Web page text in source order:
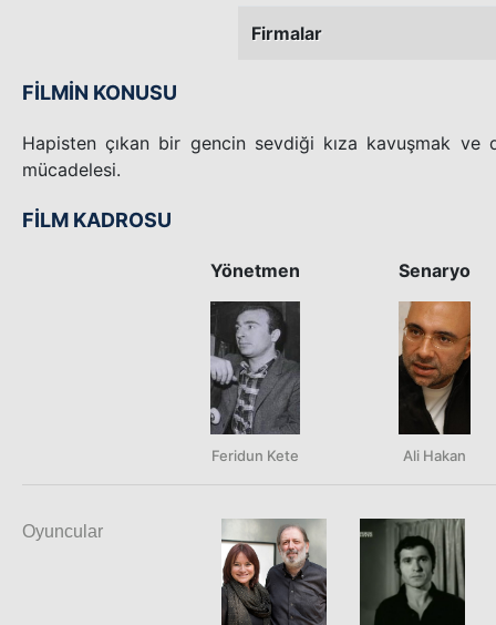
Firmalar
FİLMİN KONUSU
Hapisten çıkan bir gencin sevdiği kıza kavuşmak
mücadelesi.
FİLM KADROSU
Yönetmen
Feridun Kete
Senaryo
Ali Hakan
Oyuncular